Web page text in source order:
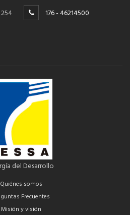
176 - 46214500
del Desarrollo
Quiénes somos
Frecuentes
Misión y visión